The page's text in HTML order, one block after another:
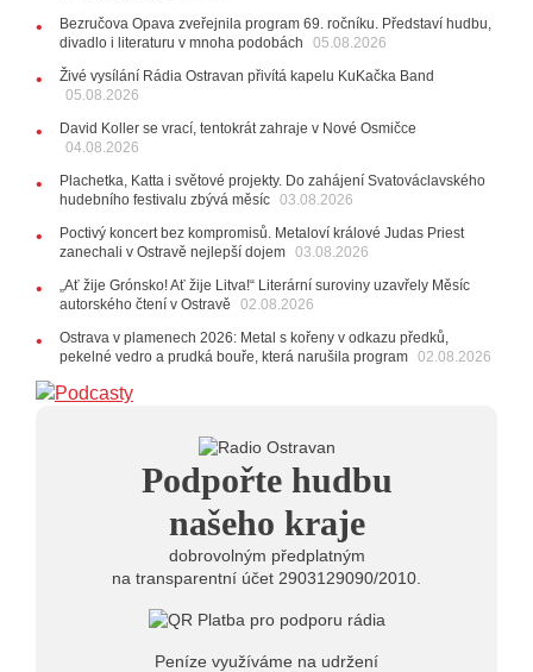
jen několik desítek posledních vstupenek
27.07.2026
20:44
10:06
Ladná Čeladná nabídne Olympic, Langerovou i
Kirschner, návštěvníci nově zaplatí už jen pomocí čipů
24.07.2026
Zpěvačka Tanja vydala nové EP Plamen
22.07.2026
roku jsme upgradovali naši show
AUDIO
20:09
Na Novou Osmičku míří Bára Zmeková Trio.
Výrazná osobnost české alternativní scény zahraje ve
Frýdku-Místku
20.07.2026
Štěrkovna Open Music: Klubová scéna na festivalu
nabídne Krhuta i Beatles
Bezručova Opava zveřejnila program 69. ročníku. Představí hudbu,
divadlo i literaturu v mnoha podobách
05.08.2026
Živé vysílání Rádia Ostravan přivítá kapelu KuKačka Band
05.08.2026
David Koller se vrací, tentokrát zahraje v Nové Osmičce
04.08.2026
Plachetka, Katta i světové projekty. Do zahájení Svatováclavského
hudebního festivalu zbývá měsíc 03.08.2026
Poctivý koncert bez kompromisů. Metaloví králové Judas Priest
zanechali v Ostravě nejlepší dojem 03.08.2026
„Ať žije Grónsko! Ať žije Litva!“ Literární suroviny uzavřely Měsíc
autorského čtení v Ostravě
02.08.2026
Ostrava v plamenech 2026: Metal s kořeny v odkazu předků,
pekelné vedro a prudká bouře, která narušila program 02.08.2026
Podpořte hudbu
našeho kraje
dobrovolným předplatným
na transparentní účet 2903129090/2010.
Peníze využíváme na udržení